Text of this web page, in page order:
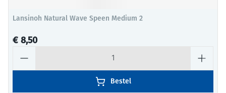
Lansinoh Natural Wave Speen Medium 2
€ 8,50
Bestel